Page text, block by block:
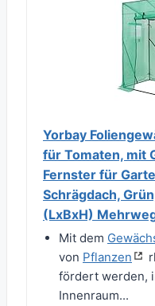
Yorbay
für Tomaten, mit
Fernster für
Schrägdach,
(LxBxH)
Mit dem
von Pflanzen
fördert werden,
Innenraum...